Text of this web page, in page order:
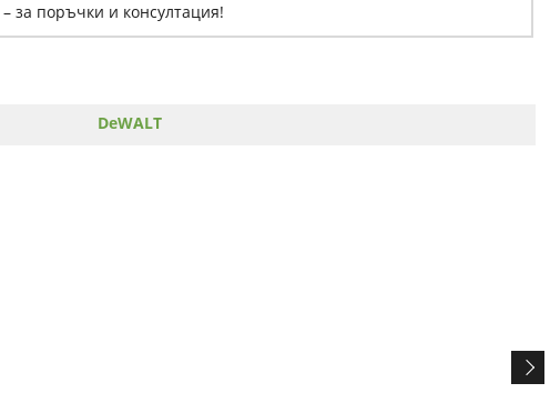
– за поръчки и консултация!
DeWALT